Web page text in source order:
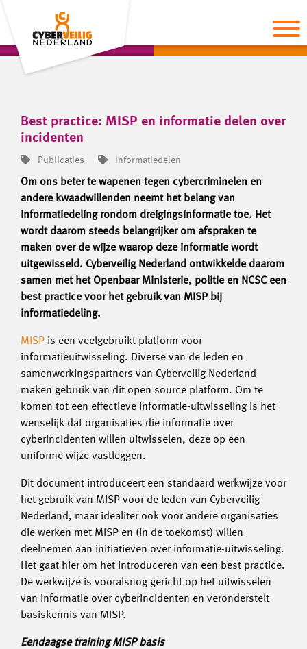
Best practice: MISP en informatie delen over
incidenten
Publicaties Informatiedelen
Om ons beter te wapenen tegen cybercriminelen en
andere kwaadwillenden neemt het belang van
informatiedeling rondom dreigingsinformatie toe. Het
wordt daarom steeds belangrijker om afspraken te
maken over de wijze waarop deze informatie wordt
uitgewisseld. Cyberveilig Nederland ontwikkelde daarom
samen met het Openbaar Ministerie, politie en NCSC een
best practice voor het gebruik van MISP bij
informatiedeling.
MISP is een veelgebruikt platform voor
informatieuitwisseling. Diverse van de leden en
samenwerkingspartners van Cyberveilig Nederland
maken gebruik van dit open source platform. Om te
komen tot een effectieve informatie-uitwisseling is het
wenselijk dat organisaties die informatie over
cyberincidenten willen uitwisselen, deze op een
uniforme wijze vastleggen.
Dit document introduceert een standaard werkwijze voor
het gebruik van MISP voor de leden van Cyberveilig
Nederland, maar idealiter ook voor andere organisaties
die werken met MISP en (in de toekomst) willen
deelnemen aan initiatieven over informatie-uitwisseling.
Het gaat hier om het introduceren van een best practice.
De werkwijze is vooralsnog gericht op het uitwisselen
van informatie over cyberincidenten en veronderstelt
basiskennis van MISP.
Eendaagse training MISP basis